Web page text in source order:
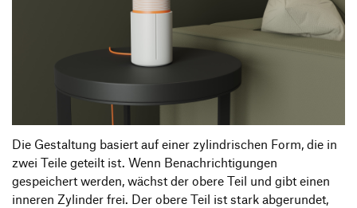
Die Gestaltung basiert auf einer zylindrischen Form, die in
zwei Teile geteilt ist. Wenn Benachrichtigungen
gespeichert werden, wächst der obere Teil und gibt einen
inneren Zylinder frei. Der obere Teil ist stark abgerundet,